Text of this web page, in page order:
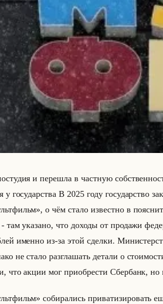
и пе­реш­ла в част­ную
у го­су­дар­ства В 2025 году го­су­дар­ство
о чём стало из­вест­но в
там ука­за­но, что до­хо­ды от про­да­жи
имен­но из-за этой сдел­ки.
не стало раз­гла­шать де­та­ли о
что акции мог при­об­ре­сти Сбер­банк, но
со­би­ра­лись при­ва­ти­зи­ро­вать